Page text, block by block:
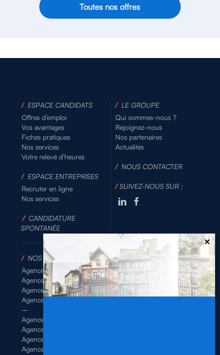
Toutes nos offres
/ ESPACE CANDIDATS
Offres d’emploi
Vos avantages
Fiches pratiques
Nos services
Votre relevé d’heures
/ ESPACE ENTREPRISES
Recruter en ligne
Nos services
/ CANDIDATURE
SPONTANÉE
/ LE GROUPE
Qui sommes-nous ?
Rejoignez-nous
Nos partenaires
Actualités
/NOUS CONTACTER
/SUIVEZ-NOUS SUR :
/ NOS AGENCES
Agence de Rennes Industrie
Agence de Rennes Généraliste
Agence de Rennes BTP
Agence de Rennes Tertiaire
–
Agence de Brest
Agence de Dinan
Agence de Lamballe
Agence de Landivisiau